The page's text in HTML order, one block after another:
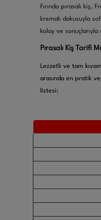
Fırında pırasalı
kremalı dokusuyla
kolay ve
Pırasalı Kiş Tarifi
Lezzetli ve tam
arasında en pratik
listesi: